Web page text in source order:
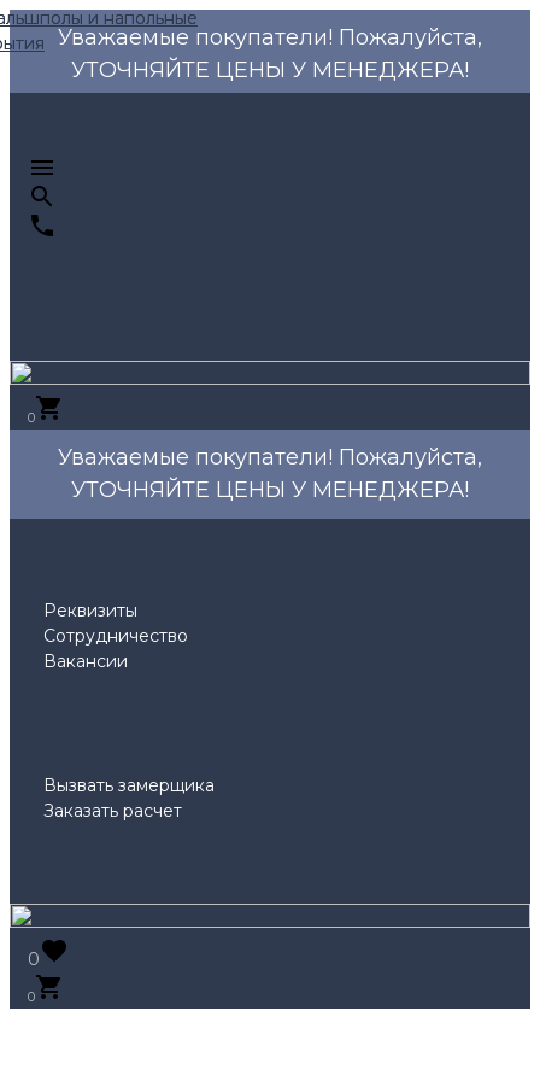
Уважаемые покупатели! Пожалуйста,
УТОЧНЯЙТЕ ЦЕНЫ У МЕНЕДЖЕРА!
0
Уважаемые покупатели! Пожалуйста,
УТОЧНЯЙТЕ ЦЕНЫ У МЕНЕДЖЕРА!
Реквизиты
Сотрудничество
Вакансии
Вызвать замерщика
Заказать расчет
0
0